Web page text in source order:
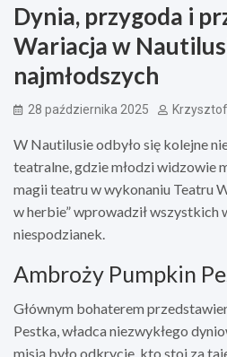
Dynia, przygoda i
Wariacja w
najmłodszych
28 października 2025
W Nautilusie odbyło się kolejne
teatralne, gdzie młodzi widzowie
magii teatru w wykonaniu Teatru
w herbie” wprowadził wszystkich
niespodzianek.
Ambroży Pumpkin
Głównym bohaterem
Pestka, władca niezwykłego
misją było odkrycie, kto stoi za